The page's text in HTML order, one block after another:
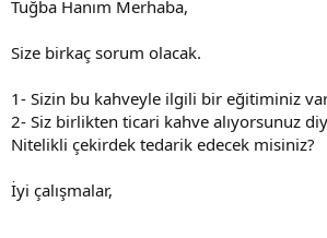
Şu anda yeni dükkanımıza geçtik, 100m2
gösteriyoruz. Şu anda 15 kiloluk, 4 motorlu,
bir kavurma makinemiz var. Çekirdekleri full
belirliyoruz. Ağırlıklı olarak Trendyol ve
sipariş alıyoruz. Genelde 3-4 günlük
Hiç bir zaman 1 hafta veya daha uzun süre
satmadık, bu konuda çok titiziz.
Yukarıda olumlu ve olumsuz yorumlarını
şunu söylemek isterim. İyi kahve için kaliteli
Tuğba Hanım Merhaba,
Size birkaç sorum olacak.
1- Sizin bu kahveyle ilgili bir eğitiminiz var
2- Siz birlikten ticari kahve alıyorsunuz
Nitelikli çekirdek tedarik edecek misiniz?
İyi çalışmalar,